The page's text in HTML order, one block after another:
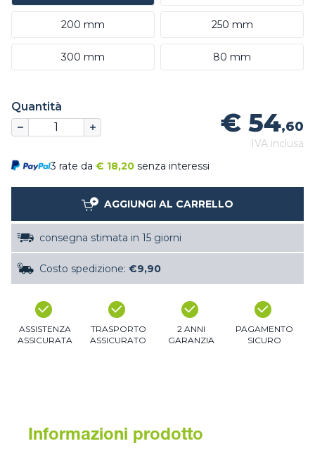
200 mm 250 mm
300 mm 80 mm
Quantità
€ 54,60
IVA inclusa
3 rate da € 18,20 senza interessi
AGGIUNGI AL CARRELLO
consegna stimata in 15 giorni
Costo spedizione: €9,90
ASSISTENZA
ASSICURATA
TRASPORTO
ASSICURATO
2 ANNI
GARANZIA
PAGAMENTO
SICURO
Informazioni prodotto